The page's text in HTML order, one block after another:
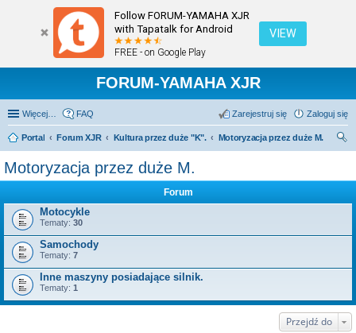
Follow FORUM-YAMAHA XJR
with Tapatalk for Android
FREE - on Google Play
VIEW
FORUM-YAMAHA XJR
Więcej… FAQ Zaloguj się
Zarejestruj się
Portal Forum XJR Kultura przez duże "K".
Motoryzacja przez duże M.
Motoryzacja przez duże M.
Forum
Motocykle
Tematy: 30
Samochody
Tematy: 7
Inne maszyny posiadające silnik.
Tematy: 1
Przejdź do